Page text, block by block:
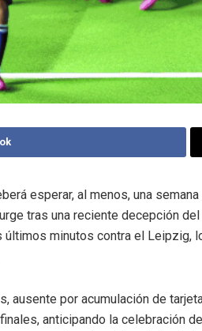
esperar, al menos, una
tras una reciente decepción
últimos minutos contra el Leipzig,
ausente por acumulación de
anticipando la celebración